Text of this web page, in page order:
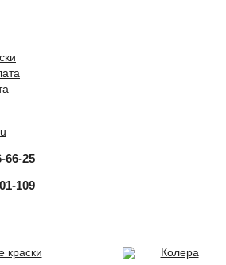
66-25
109
краски
Колера